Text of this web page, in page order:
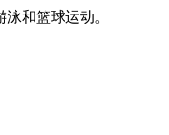
和篮球运动。